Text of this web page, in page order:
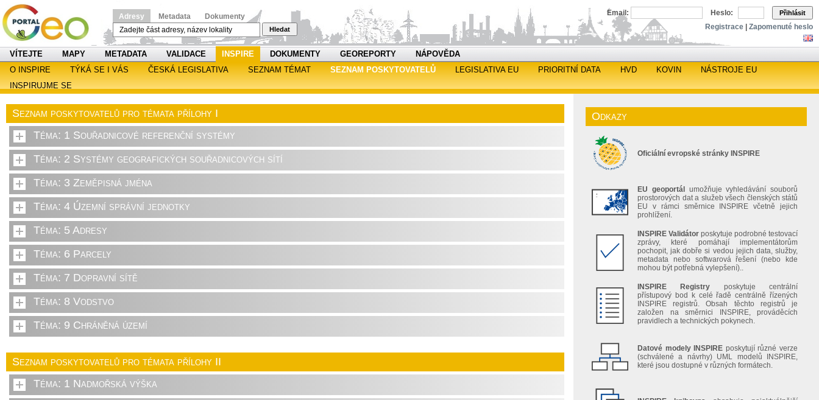
Adresy Metadata Dokumenty
Hledat
Email: Heslo: Přihlásit
Registrace Zapomenuté heslo
VÍTEJTE MAPY METADATA VALIDACE INSPIRE DOKUMENTY GEOREPORTY
NÁPOVĚDA
O INSPIRE
TÝKÁ SE I VÁS ČESKÁ LEGISLATIVA SEZNAM TÉMAT SEZNAM POSKYTOVATELŮ LEGISLATIVA EU PRIORITNÍ DATA HVD KOVIN
NÁSTROJE EU
INSPIRUJME SE
Seznam poskytovatelů pro témata přílohy I
Téma: 1 Souřadnicové referenční systémy
Téma: 2 Systémy geografických souřadnicových sítí
Téma: 3 Zeměpisná jména
Téma: 4 Územní správní jednotky
Téma: 5 Adresy
Téma: 6 Parcely
Téma: 7 Dopravní sítě
Téma: 8 Vodstvo
Téma: 9 Chráněná území
Seznam poskytovatelů pro témata přílohy II
Téma: 1 Nadmořská výška
Odkazy
Oficiální evropské stránky INSPIRE
EU geoportál
umožňuje vyhledávání souborů
prostorových dat a služeb všech členských států
EU v rámci směrnice INSPIRE včetně jejich
prohlížení.
INSPIRE Validátor poskytuje podrobné testovací
zprávy, které pomáhají implementátorům
pochopit, jak dobře si vedou jejich data, služby,
metadata nebo softwarová řešení (nebo kde
mohou být potřebná vylepšení)..
INSPIRE Registry poskytuje centrální
přístupový bod k celé řadě centrálně řízených
INSPIRE registrů. Obsah těchto registrů je
založen na směrnici INSPIRE, prováděcích
pravidlech a technických pokynech.
Datové modely INSPIRE poskytují různé verze
(schválené a návrhy) UML modelů INSPIRE,
které jsou dostupné v různých formátech.